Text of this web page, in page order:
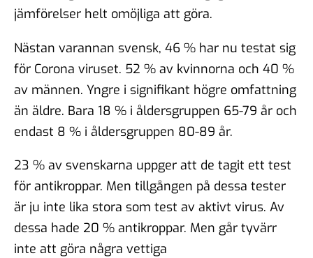
jämförelser helt omöjliga att göra.
Nästan varannan svensk, 46 % har nu testat sig
för Corona viruset. 52 % av kvinnorna och 40 %
av männen. Yngre i signifikant högre omfattning
än äldre. Bara 18 % i åldersgruppen 65-79 år och
endast 8 % i åldersgruppen 80-89 år.
23 % av svenskarna uppger att de tagit ett test
för antikroppar. Men tillgången på dessa tester
är ju inte lika stora som test av aktivt virus. Av
dessa hade 20 % antikroppar. Men går tyvärr
inte att göra några vettiga